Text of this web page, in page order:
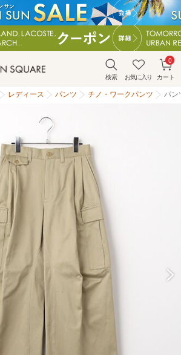
検索 お気に入り カート
0
レディース パンツ チノ・ワークパンツ パン